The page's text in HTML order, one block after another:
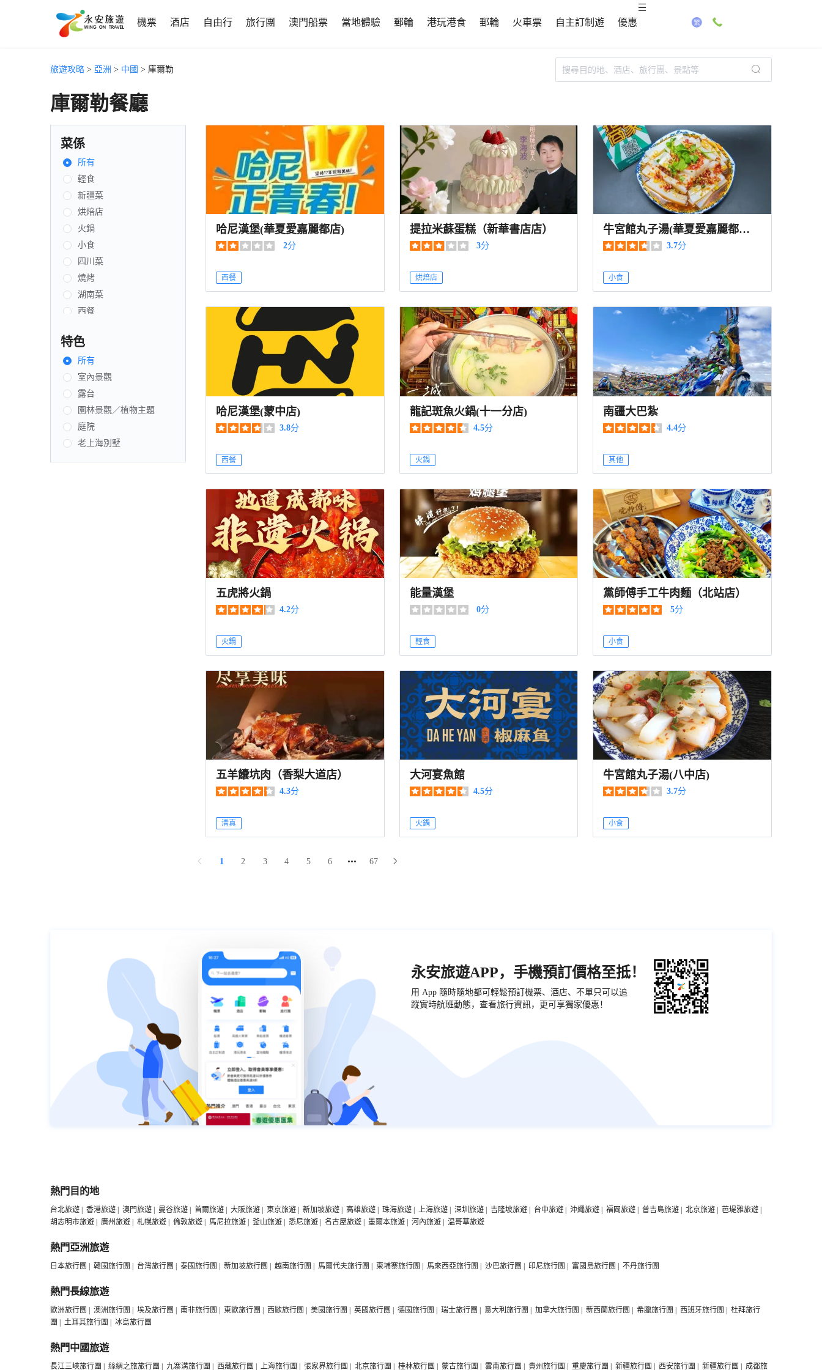
機票 酒店 自由行 旅行團 澳門船票 當地體驗 郵輪 港玩港食 郵輪 火車票 自主訂制遊 優惠
旅遊攻略 > 亞洲 > 中國 > 庫爾勒
庫爾勒餐廳
菜係
所有
輕食
新疆菜
烘焙店
火鍋
小食
四川菜
燒烤
湖南菜
西餐
農家菜
中國東北菜
韓國菜
咖啡店
清真
海鮮
北京菜
日本菜
特色
所有
室內景觀
露台
園林景觀／植物主題
庭院
老上海別墅
哈尼漢堡(華夏愛嘉麗都店)
2分
西餐
提拉米蘇蛋糕（新華書店店）
3分
烘焙店
牛宮館丸子湯(華夏愛嘉麗都
店)
3.7分
小食
哈尼漢堡(蒙中店)
3.8分
西餐
龍記斑魚火鍋(十一分店)
4.5分
火鍋
南疆大巴紮
4.4分
其他
五虎將火鍋
4.2分
火鍋
能量漢堡
0分
輕食
黨師傅手工牛肉麵（北站店）
5分
小食
五羊饢坑肉（香梨大道店）
4.3分
清真
大河宴魚館
4.5分
火鍋
牛宮館丸子湯(八中店)
3.7分
小食
1 2 3 4 5 6 67
永安旅遊APP，手機預訂價格至抵！
用 App 隨時隨地都可輕鬆預訂機票、酒店、不單只可以追
蹤實時航班動態，查看旅行資訊，更可享獨家優惠！
熱門目的地
台北旅遊 香港旅遊 澳門旅遊 曼谷旅遊 首爾旅遊 大阪旅遊 東京旅遊 新加坡旅遊 高雄旅遊 珠海旅遊 上海旅遊 深圳旅遊 吉隆坡旅遊 台中旅遊 沖繩旅遊 福岡旅遊 普吉島旅遊 北京旅遊 芭堤雅旅遊
胡志明市旅遊
廣州旅遊 札幌旅遊 倫敦旅遊 馬尼拉旅遊 釜山旅遊 悉尼旅遊 名古屋旅遊 墨爾本旅遊 河內旅遊 温哥華旅遊
熱門亞洲旅遊
日本旅行團 韓國旅行團 台灣旅行團 泰國旅行團 新加坡旅行團 越南旅行團 馬爾代夫旅行團 柬埔寨旅行團 馬來西亞旅行團 沙巴旅行團 印尼旅行團 富國島旅行團 不丹旅行團
熱門長線旅遊
歐洲旅行團 澳洲旅行團 埃及旅行團 南非旅行團 東歐旅行團 西歐旅行團 美國旅行團 英國旅行團 德國旅行團 瑞士旅行團 意大利旅行團 加拿大旅行團 新西蘭旅行團 希臘旅行團 西班牙旅行團
杜拜旅行
團
土耳其旅行團 冰島旅行團
熱門中國旅遊
長江三峽旅行團 絲綢之旅旅行團 九寨溝旅行團 西藏旅行團 上海旅行團 張家界旅行團 北京旅行團 桂林旅行團 蒙古旅行團 雲南旅行團 貴州旅行團 重慶旅行團 新疆旅行團 西安旅行團 新疆旅行團 成都旅